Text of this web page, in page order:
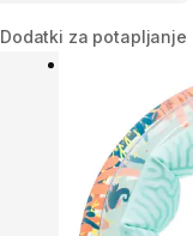
Dodatki za potapljanje